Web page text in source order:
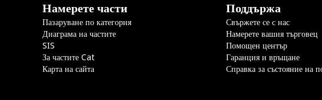
Намерете части
Пазаруване по категория
Диаграма на частите
SIS
За частите Cat
Карта на сайта
Поддържа
Свържете се с нас
Намерете вашия търговец
Помощен център
Гаранция и връщане
Справка за състояние на